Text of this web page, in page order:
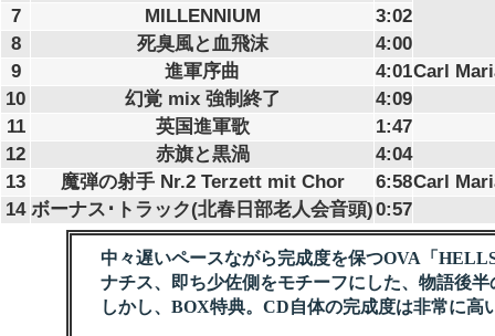
7
MILLENNIUM
3:02
8
死臭風と血飛沫
4:00
9
進軍序曲 4:01Carl
10
幻覚 mix 強制終了
4:09
11
英国進軍歌
1:47
12
赤旗と黒渦
4:04
13
魔弾の射手 Nr.2 Terzett mit Chor 6:58Carl
14 ボーナス･トラック(北春日部老人会音頭)0:57
中々遅いペースながら完成度を保つOVA「
ナチス、即ち少佐側をモチーフにした、物語後半
しかし、BOX特典。CD自体の完成度は非常に